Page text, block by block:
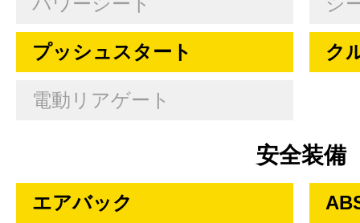
プッシュスタート ク
電動リアゲート
安全装備
エアバック